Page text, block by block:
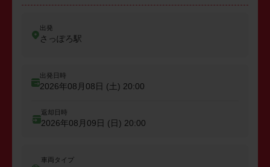
出発
さっぽろ駅
出発日時
2026年08月08日 (土) 20:00
返却日時
2026年08月09日 (日) 20:00
車両タイプ